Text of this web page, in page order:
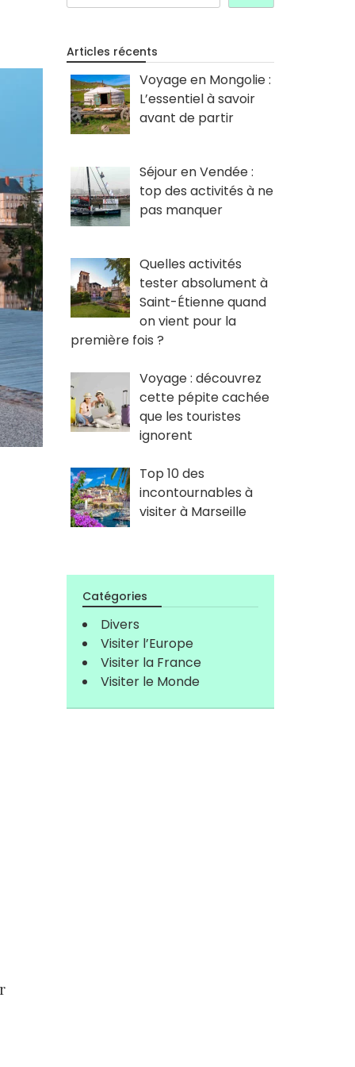
Articles récents
Voyage en Mongolie :
L’essentiel à savoir
avant de partir
Séjour en Vendée :
top des activités à ne
pas manquer
Quelles activités
tester absolument à
Saint-Étienne quand
on vient pour la
première fois ?
Voyage : découvrez
cette pépite cachée
que les touristes
ignorent
Top 10 des
incontournables à
visiter à Marseille
Catégories
Divers
Visiter l’Europe
Visiter la France
Visiter le Monde